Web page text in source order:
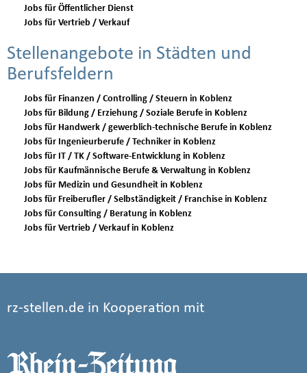
Jobs für Öffentlicher Dienst
Jobs für Vertrieb / Verkauf
Stellenangebote in Städten und
Berufsfeldern
Jobs für Finanzen / Controlling / Steuern in Koblenz
Jobs für Bildung / Erziehung / Soziale Berufe in Koblenz
Jobs für Handwerk / gewerblich-technische Berufe in Koblenz
Jobs für Ingenieurberufe / Techniker in Koblenz
Jobs für IT / TK / Software-Entwicklung in Koblenz
Jobs für Kaufmännische Berufe & Verwaltung in Koblenz
Jobs für Medizin und Gesundheit in Koblenz
Jobs für Freiberufler / Selbständigkeit / Franchise in Koblenz
Jobs für Consulting / Beratung in Koblenz
Jobs für Vertrieb / Verkauf in Koblenz
rz-stellen.de in Kooperation mit